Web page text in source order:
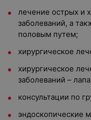
лечение острых и
заболеваний, а
половым путем;
хирургическое
хирургическое
заболеваний –
консультации по
эндоскопические